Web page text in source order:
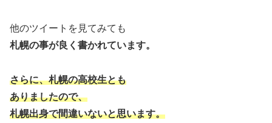
他のツイートを見てみても
札幌の事が良く書かれています。
さらに、札幌の高校生とも
ありましたので、
札幌出身で間違いないと思います。